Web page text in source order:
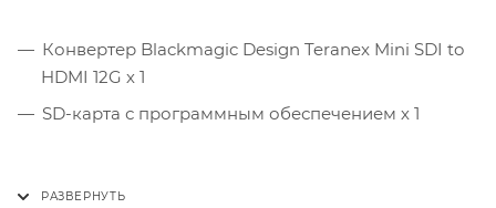
Конвертер Blackmagic Design Teranex Mini SDI to
HDMI 12G х 1
SD-карта с программным обеспечением х 1